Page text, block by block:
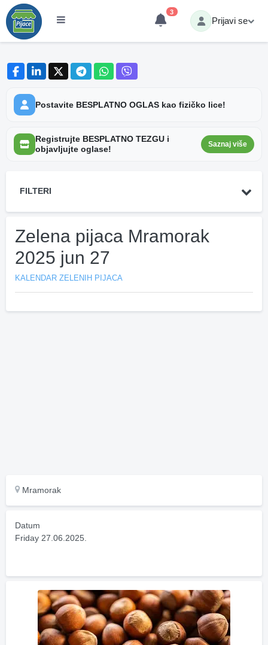
3
Prijavi se
Postavite BESPLATNO OGLAS kao fizičko lice!
Registrujte BESPLATNO TEZGU i
objavljujte oglase!
Saznaj više
FILTERI
Zelena pijaca Mramorak
2025 jun 27
KALENDAR ZELENIH PIJACA
Mramorak
Datum
Friday 27.06.2025.